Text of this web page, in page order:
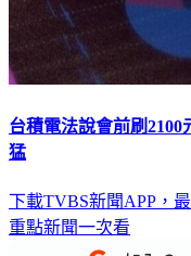
台積電法說會前刷
猛
下載TVBS新聞APP，
重點新聞一次看